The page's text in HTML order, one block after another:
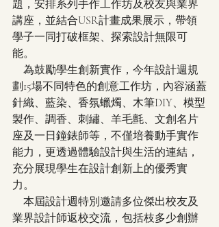
題，安排系列手作工作坊及校友與業界
講座，並結合USR計畫成果展示，帶領
學子一同打破框架、探索設計無限可
能。
為鼓勵學生創新實作，今年設計週規
劃15場不同特色的創意工作坊，內容涵蓋
針織、藍染、香氛蠟燭、木筆DIY、模型
製作、調香、刺繡、羊毛氈、文創名片
座及一日鐘錶師等，不僅培養動手實作
能力，更透過體驗設計與生活的連結，
充分展現學生在設計創新上的優秀實
力。
本屆設計週特別邀請多位傑出校友及
業界設計師返校交流，包括枝多少創辦